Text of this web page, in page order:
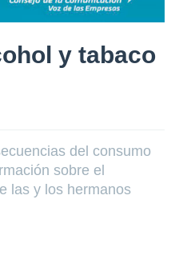
y tabaco
del consumo
sobre el
las y los hermanos